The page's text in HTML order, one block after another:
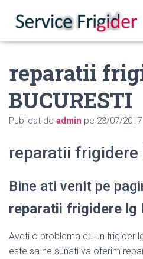
reparatii
BUCURESTI
Publicat de admin pe 23/07/2017
reparatii frigidere
Bine ati venit pe
reparatii frigidere lg
Aveti o problema cu un frigider
este sa ne sunati va oferim